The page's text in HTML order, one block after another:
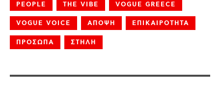
PEOPLE THE VIBE VOGUE GREECE
VOGUE VOICE ΑΠΟΨΗ ΕΠΙΚΑΙΡΟΤΗΤΑ
ΠΡΟΣΩΠΑ ΣΤΗΛΗ